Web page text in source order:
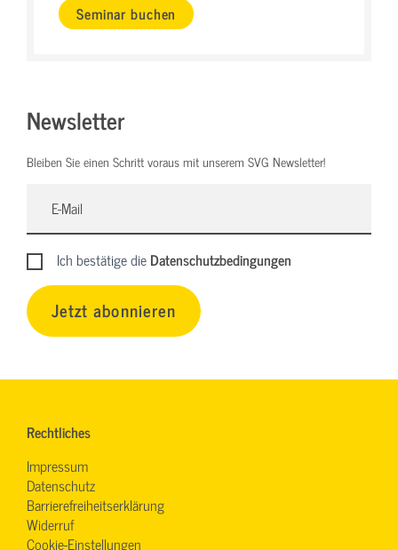
Seminar buchen
Newsletter
Bleiben Sie einen Schritt voraus mit unserem SVG Newsletter!
Ich bestätige dieDatenschutzbedingungen
Jetzt abonnieren
Rechtliches
Impressum
Datenschutz
Barrierefreiheitserklärung
Widerruf
Cookie-Einstellungen